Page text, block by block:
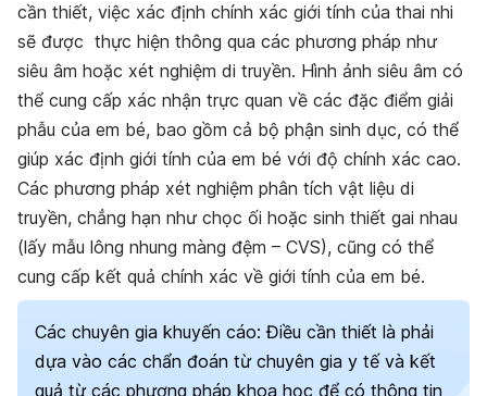
cần thiết, việc xác định chính xác giới tính của thai nhi
sẽ được thực hiện thông qua các phương pháp như
siêu âm hoặc xét nghiệm di truyền. Hình ảnh siêu âm có
thể cung cấp xác nhận trực quan về các đặc điểm giải
phẫu của em bé, bao gồm cả bộ phận sinh dục, có thể
giúp xác định giới tính của em bé với độ chính xác cao.
Các phương pháp xét nghiệm phân tích vật liệu di
truyền, chẳng hạn như chọc ối hoặc sinh thiết gai nhau
(lấy mẫu lông nhung màng đệm – CVS), cũng có thể
cung cấp kết quả chính xác về giới tính của em bé.
Các chuyên gia khuyến cáo: Điều cần thiết là phải
dựa vào các chẩn đoán từ chuyên gia y tế và kết
quả từ các phương pháp khoa học để có thông tin